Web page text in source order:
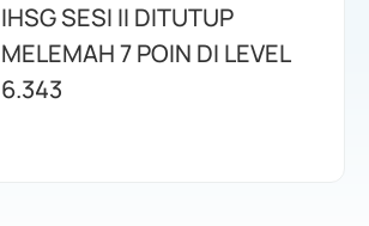
IHSG SESI II DITUTUP
MELEMAH 7 POIN DI LEVEL
6.343